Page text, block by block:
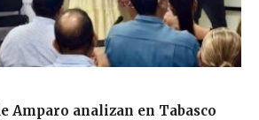
Amparo analizan en Tabasco